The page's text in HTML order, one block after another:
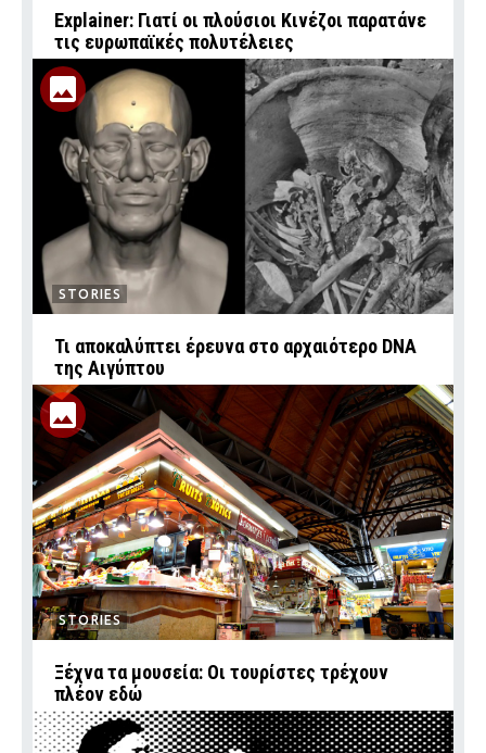
Explainer: Γιατί οι πλούσιοι Κινέζοι παρατάνε
τις ευρωπαϊκές πολυτέλειες
STORIES
Τι αποκαλύπτει έρευνα στο αρχαιότερο DNA
της Αιγύπτου
STORIES
Ξέχνα τα μουσεία: Οι τουρίστες τρέχουν
πλέον εδώ